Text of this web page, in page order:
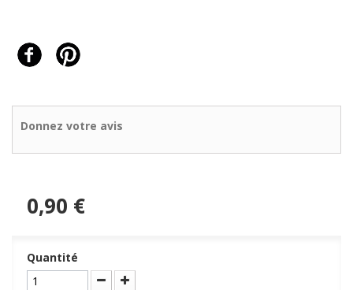
Donnez votre avis
0,90 €
Quantité